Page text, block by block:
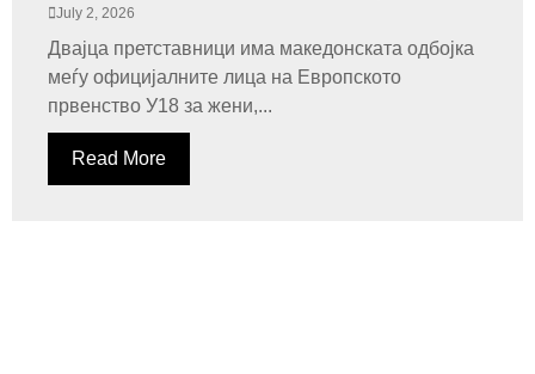
July 2, 2026
Двајца претставници има македонската одбојка
меѓу официјалните лица на Европското
првенство У18 за жени,...
Read More